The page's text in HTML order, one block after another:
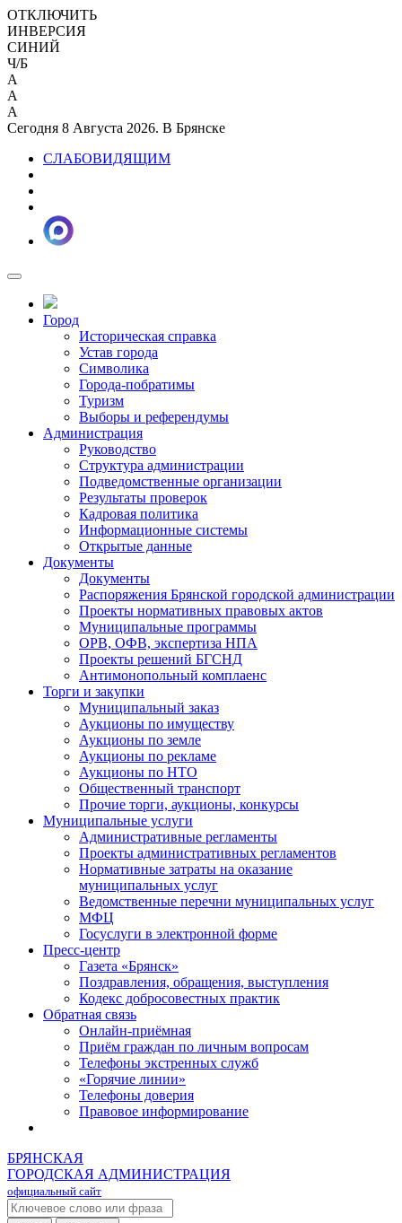
ОТКЛЮЧИТЬ
ИНВЕРСИЯ
СИНИЙ
Ч/Б
A
A
A
Сегодня 8 Августа 2026. В Брянске
СЛАБОВИДЯЩИМ
Город
Историческая справка
Устав города
Символика
Города-побратимы
Туризм
Выборы и референдумы
Администрация
Руководство
Структура администрации
Подведомственные организации
Результаты проверок
Кадровая политика
Информационные системы
Открытые данные
Документы
Документы
Распоряжения Брянской городской администрации
Проекты нормативных правовых актов
Муниципальные программы
ОРВ, ОФВ, экспертиза НПА
Проекты решений БГСНД
Антимонопольный комплаенс
Торги и закупки
Муниципальный заказ
Аукционы по имуществу
Аукционы по земле
Аукционы по рекламе
Аукционы по НТО
Общественный транспорт
Прочие торги, аукционы, конкурсы
Муниципальные услуги
Административные регламенты
Проекты административных регламентов
Нормативные затраты на оказание
муниципальных услуг
Ведомственные перечни муниципальных услуг
МФЦ
Госуслуги в электронной форме
Пресс-центр
Газета «Брянск»
Поздравления, обращения, выступления
Кодекс добросовестных практик
Обратная связь
Онлайн-приёмная
Приём граждан по личным вопросам
Телефоны экстренных служб
«Горячие линии»
Телефоны доверия
Правовое информирование
БРЯНСКАЯ
ГОРОДСКАЯ АДМИНИСТРАЦИЯ
официальный сайт